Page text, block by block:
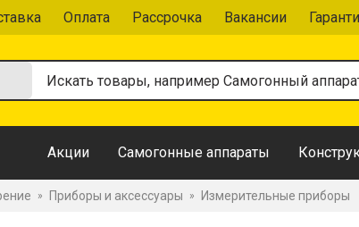
Оплата Рассрочка Вакансии
Акции Самогонные аппараты
» Приборы и аксессуары » Измерительные приборы